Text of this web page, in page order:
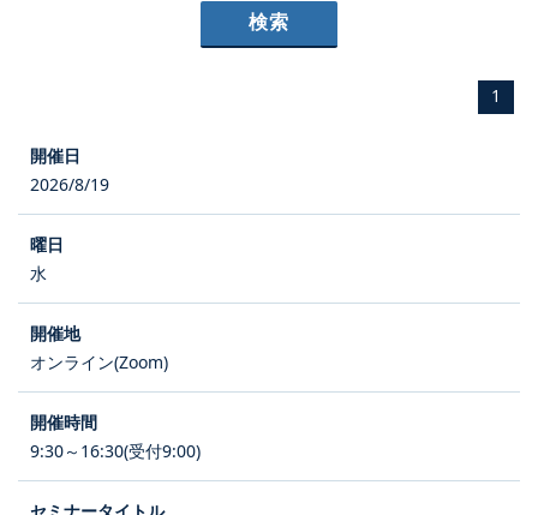
1
2026/8/19
水
オンライン(Zoom)
9:30～16:30(受付9:00)